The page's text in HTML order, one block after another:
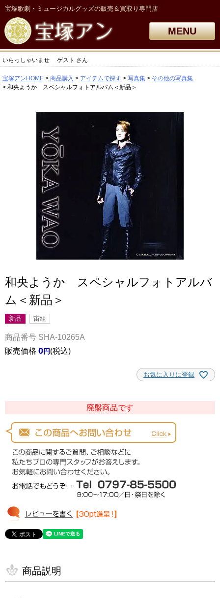
宝塚歌劇・ミュージカルグッズの販売＆買取り専門店
MENU
いらっしゃいませ ゲスト さん
宝塚アンHOME 商品購入 アイテムで探す 写真集
その他の写真集
和央ようか スペシャルフォトアルバム＜新品＞
和央ようか スペシャルフォトアルバ
ム＜新品＞
新品 宙組
商品番号 SHA-10265A
販売価格 0 税込
お気に入りに登録
廃盤商品です
商品説明